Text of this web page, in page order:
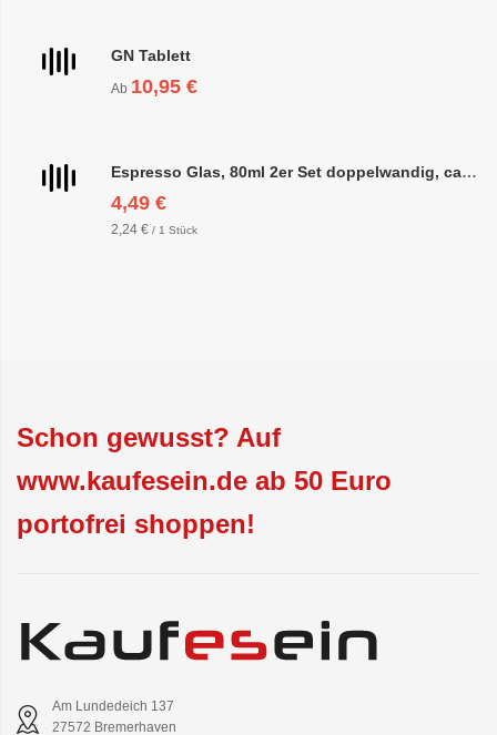
GN Tablett
Ab 10,95 €
Espresso Glas, 80ml 2er Set doppelwandig, ca. 6,3 x 6,4cm
4,49 €
2,24 € / 1 Stück
Schon gewusst? Auf
www.kaufesein.de ab 50 Euro
portofrei shoppen!
Am Lundedeich 137
27572 Bremerhaven